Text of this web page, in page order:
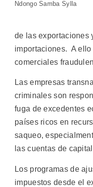
Ndongo Samba Sylla
de las exportaciones
importaciones. A
comerciales
Las empresas
criminales son
fuga de excedentes
países ricos en
saqueo,
las cuentas de
Los programas de
impuestos desde el